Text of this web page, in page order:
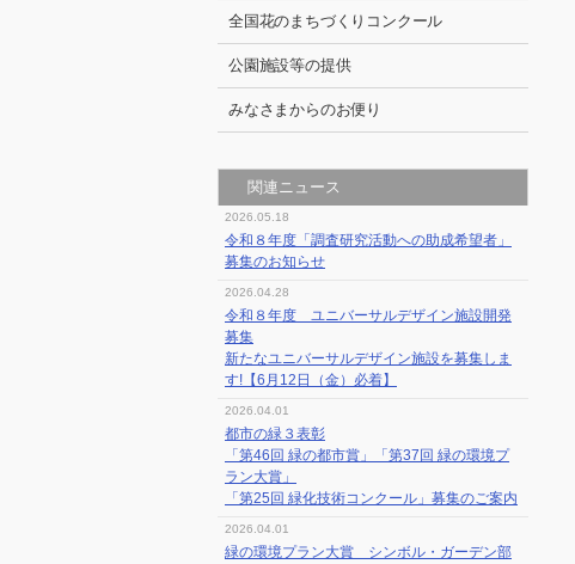
全国花のまちづくりコンクール
公園施設等の提供
みなさまからのお便り
関連ニュース
2026.05.18
令和８年度「調査研究活動への助成希望者」
募集のお知らせ
2026.04.28
令和８年度 ユニバーサルデザイン施設開発
募集
新たなユニバーサルデザイン施設を募集しま
す!【6月12日（金）必着】
2026.04.01
都市の緑３表彰
「第46回 緑の都市賞」「第37回 緑の環境プ
ラン大賞」
「第25回 緑化技術コンクール」募集のご案内
2026.04.01
緑の環境プラン大賞 シンボル・ガーデン部